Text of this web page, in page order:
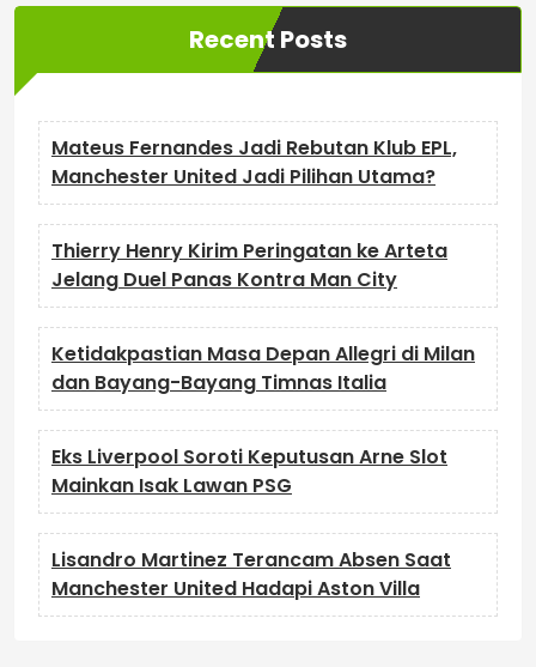
Recent Posts
Mateus Fernandes Jadi Rebutan Klub EPL,
Manchester United Jadi Pilihan Utama?
Thierry Henry Kirim Peringatan ke Arteta
Jelang Duel Panas Kontra Man City
Ketidakpastian Masa Depan Allegri di Milan
dan Bayang-Bayang Timnas Italia
Eks Liverpool Soroti Keputusan Arne Slot
Mainkan Isak Lawan PSG
Lisandro Martinez Terancam Absen Saat
Manchester United Hadapi Aston Villa